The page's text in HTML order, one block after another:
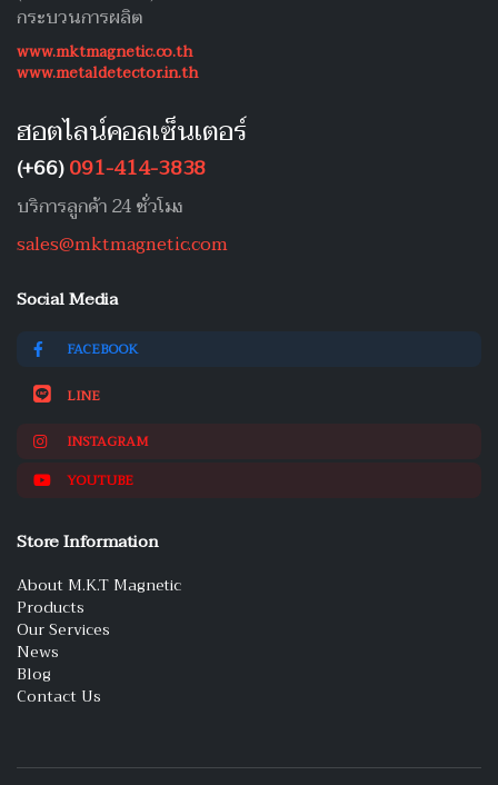
กระบวนการผลิต
www.mktmagnetic.co.th
www.metaldetector.in.th
ฮอตไลน์คอลเซ็นเตอร์
(+66)091-414-3838
บริการลูกค้า 24 ชั่วโมง
sales@mktmagnetic.com
Social Media
FACEBOOK
LINE
INSTAGRAM
YOUTUBE
Store Information
About M.K.T Magnetic
Products
Our Services
News
Blog
Contact Us